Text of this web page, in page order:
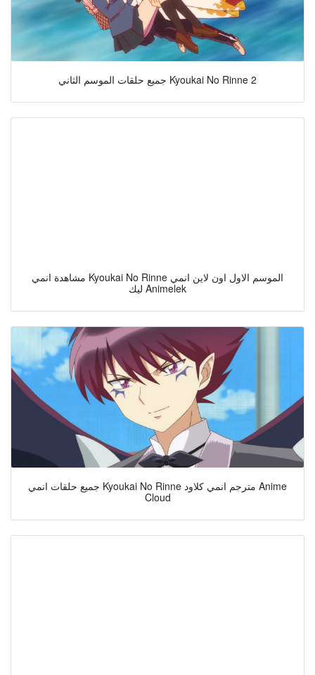
جميع حلقات الموسم الثاني Kyoukai No Rinne 2
مشاهدة انمي Kyoukai No Rinne الموسم الاول اون لاين انمي
ليك Animelek
جميع حلقات انمي Kyoukai No Rinne مترجم انمي كلاود Anime
Cloud